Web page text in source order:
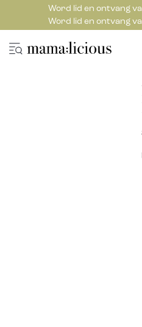
Word lid en ontvang
Word lid en ontvang